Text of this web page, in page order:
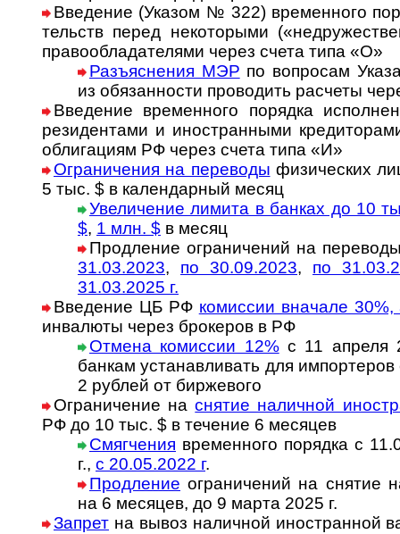
Введение (Указом № 322) временного
тельств пе­ред не­ко­то­ры­ми
пра­во­об­ла­да­те­ля­ми через счета типа «О»
Разъяснения МЭР по во­п­ро­сам
из обя­зан­нос­ти про­во­дить рас­че­ты
Введение временного порядка
ре­зи­ден­та­ми и ино­стран­ны­ми
об­ли­га­ци­ям РФ че­рез счета типа «И»
Ограничения на переводы фи­зи­ческих
5 тыс. $ в ка­лен­дар­ный ме­сяц
Увеличение лимита в банках до 10
$, 1 млн. $ в месяц
Продление ог­ра­ни­че­ний на
31.03.2023, по 30.09.2023, по
31.03.2025 г.
Введение ЦБ РФ комиссии вначале
инва­люты через бро­ке­ров в РФ
Отмена комиссии 12%с 11 апреля
банкам уста­нав­ли­вать для
2 руб­лей от бир­жевого
Ограничение наснятие наличной
РФ до 10 тыс. $ в тече­ние 6 месяцев
Смягчения временного порядка с
г., с 20.05.2022 г.
Продление ограничений на снятие
на 6 ме­ся­цев, до 9 марта 2025 г.
Запрет на вывоз наличной ино­ст­ран­ной